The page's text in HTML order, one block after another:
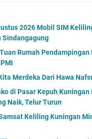
2026 Mobil SIM
Sindangagung
Rumah Pendampingan
Merdeka Dari Hawa
di Pasar Kepuh Kuningan
Naik, Telur Turun
Keliling Kuningan